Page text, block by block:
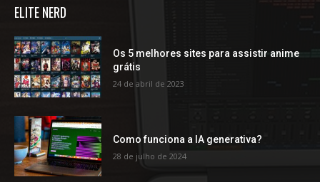
ELITE NERD
Os 5 melhores sites para assistir anime
grátis
24 de abril de 2023
Como funciona a IA generativa?
28 de julho de 2024